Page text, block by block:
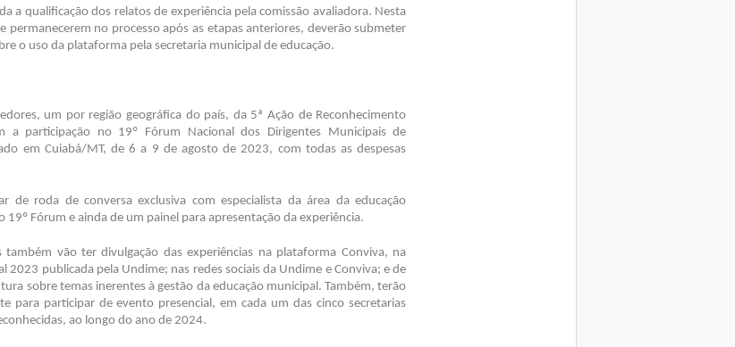
a qualificação dos relatos de experiência pela comissão avaliadora. Nesta
permanecerem no processo após as etapas anteriores, deverão submeter
o uso da plataforma pela secretaria municipal de educação.
um por região geográfica do país, da 5ª Ação de Reconhecimento
a participação no 19º Fórum Nacional dos Dirigentes Municipais de
em Cuiabá/MT, de 6 a 9 de agosto de 2023, com todas as despesas
de roda de conversa exclusiva com especialista da área da educação
19º Fórum e ainda de um painel para apresentação da experiência.
também vão ter divulgação das experiências na plataforma Conviva, na
2023 publicada pela Undime; nas redes sociais da Undime e Conviva; e de
sobre temas inerentes à gestão da educação municipal. Também, terão
para participar de evento presencial, em cada um das cinco secretarias
ao longo do ano de 2024.